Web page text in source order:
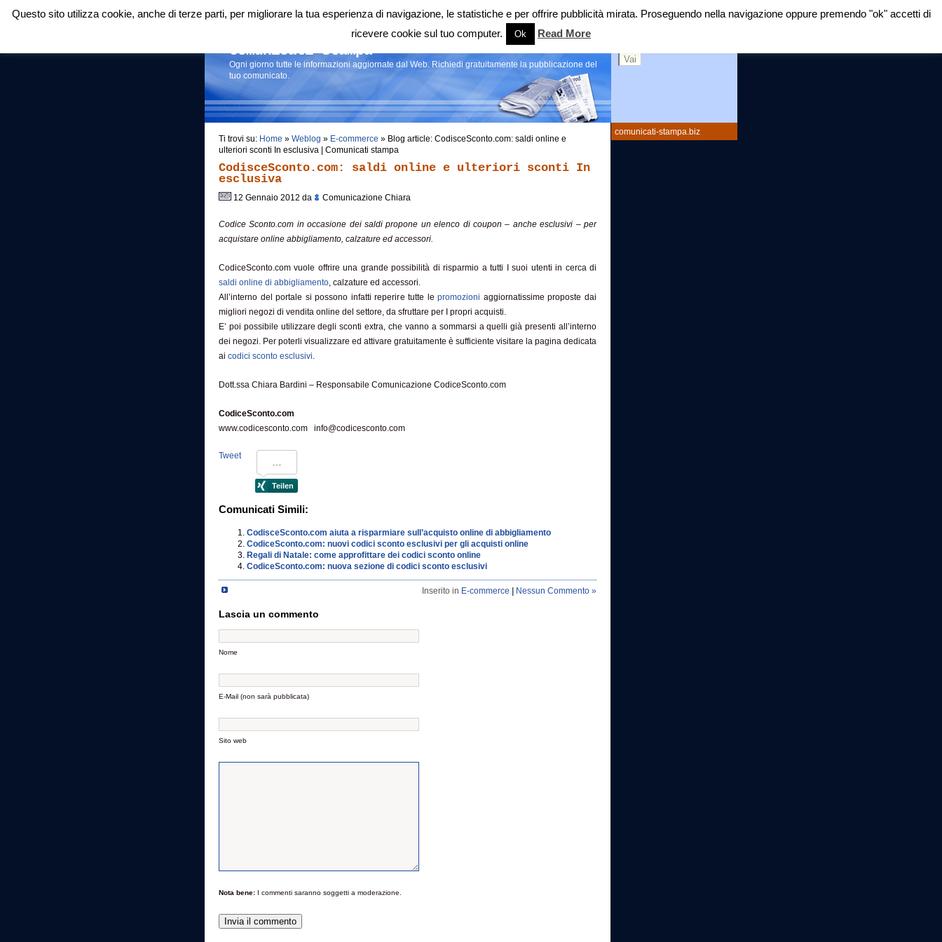
comunicati-stampa.biz
Login |RSS |
Comunicati stampa
Ogni giorno tutte le informazioni aggiornate dal Web. Richiedi gratuitamente la pubblicazione del
tuo comunicato.
Ti trovi su: Home » Weblog » E-commerce » Blog article: CodisceSconto.com: saldi online e
ulteriori sconti In esclusiva | Comunicati stampa
CodisceSconto.com: saldi online e ulteriori sconti In
esclusiva
12 Gennaio 2012 da Comunicazione Chiara
Codice Sconto.com in occasione dei saldi propone un elenco di coupon – anche esclusivi – per
acquistare online abbigliamento, calzature ed accessori.
CodiceSconto.com vuole offrire una grande possibilità di risparmio a tutti I suoi utenti in cerca di
saldi online di abbigliamento, calzature ed accessori.
All’interno del portale si possono infatti reperire tutte lepromozioni aggiornatissime proposte dai
migliori negozi di vendita online del settore, da sfruttare per I propri acquisti.
E’ poi possibile utilizzare degli sconti extra, che vanno a sommarsi a quelli già presenti all’interno
dei negozi. Per poterli visualizzare ed attivare gratuitamente è sufficiente visitare la pagina dedicata
ai codici sconto esclusivi.
Dott.ssa Chiara Bardini – Responsabile Comunicazione CodiceSconto.com
CodiceSconto.com
www.codicesconto.com info@codicesconto.com
Tweet
Comunicati Simili:
CodisceSconto.com aiuta a risparmiare sull’acquisto online di abbigliamento
CodiceSconto.com: nuovi codici sconto esclusivi per gli acquisti online
Regali di Natale: come approfittare dei codici sconto online
CodiceSconto.com: nuova sezione di codici sconto esclusivi
Inserito in E-commerce Nessun Commento »
Lascia un commento
Nome
E-Mail (non sarà pubblicata)
Sito web
Nota bene: I commenti saranno soggetti a moderazione.
Questo sito utilizza cookie, anche di terze parti, per migliorare la tua esperienza di navigazione, le statistiche e per offrire pubblicità mirata. Proseguendo nella navigazione oppure premendo "ok" accetti di
ricevere cookie sul tuo computer.
Ok Read More